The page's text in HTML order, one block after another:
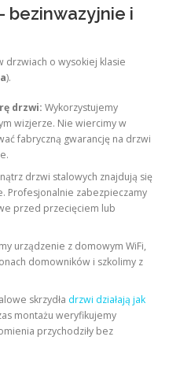
bezinwazyjnie i
drzwiach o wysokiej klasie
).
drzwi: Wykorzystujemy
wizjerze. Nie wiercimy w
fabryczną gwarancję na drzwi
drzwi stalowych znajdują się
Profesjonalnie zabezpieczamy
przed przecięciem lub
urządzenie z domowym WiFi,
domowników i szkolimy z
skrzydła drzwi działają jak
montażu weryfikujemy
przychodziły bez